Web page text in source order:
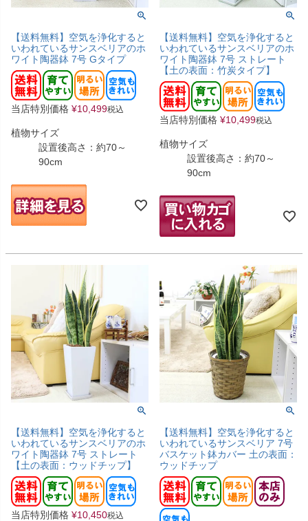
【送料無料】空気を浄化すると
いわれているサンスベリアのホ
ワイト陶器鉢 7号 Gタイプ
当店特別価格 ¥10,499税込
植物サイズ
設置後高さ：約70～
90cm
【送料無料】空気を浄化すると
いわれているサンスベリアのホ
ワイト陶器鉢 7号 ストレート
【土の表面：竹炭タイプ】
当店特別価格 ¥10,499税込
植物サイズ
設置後高さ：約70～
90cm
【送料無料】空気を浄化すると
いわれているサンスベリアのホ
ワイト陶器鉢 7号 ストレート
【土の表面：ウッドチップ】
当店特別価格 ¥10,450税込
【送料無料】空気を浄化すると
いわれているサンスベリア 7号
バスケット鉢カバー 土の表面：
ウッドチップ